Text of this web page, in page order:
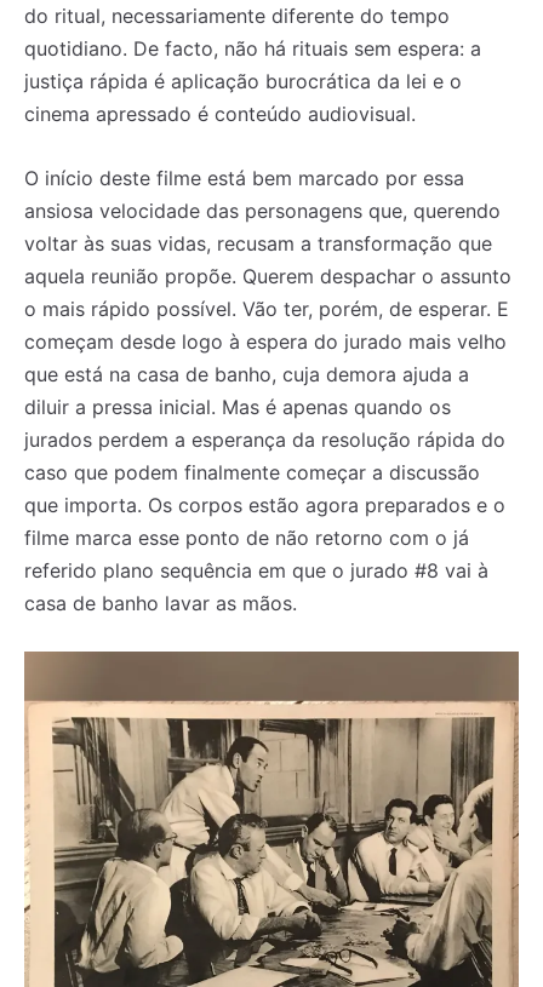
do ritual, necessariamente diferente do tempo
quotidiano. De facto, não há rituais sem espera: a
justiça rápida é aplicação burocrática da lei e o
cinema apressado é conteúdo audiovisual.
O início deste filme está bem marcado por essa
ansiosa velocidade das personagens que, querendo
voltar às suas vidas, recusam a transformação que
aquela reunião propõe. Querem despachar o assunto
o mais rápido possível. Vão ter, porém, de esperar. E
começam desde logo à espera do jurado mais velho
que está na casa de banho, cuja demora ajuda a
diluir a pressa inicial. Mas é apenas quando os
jurados perdem a esperança da resolução rápida do
caso que podem finalmente começar a discussão
que importa. Os corpos estão agora preparados e o
filme marca esse ponto de não retorno com o já
referido plano sequência em que o jurado #8 vai à
casa de banho lavar as mãos.